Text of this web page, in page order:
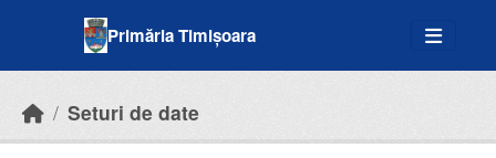
Primăria Timișoara
Seturi de date